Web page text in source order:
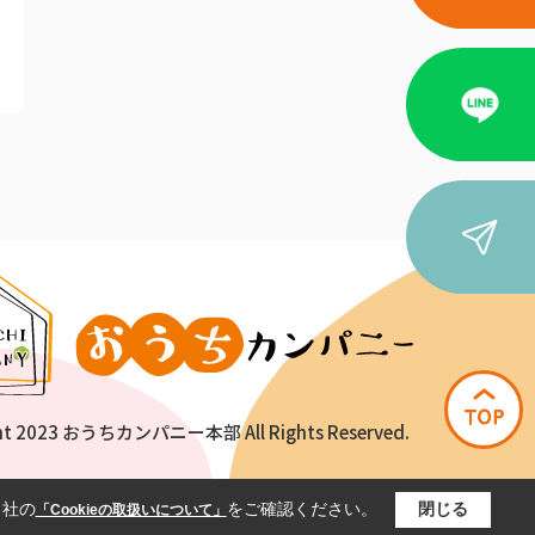
2023 おうちカンパニー本部 All Rights Reserved.
の「Cookieの取扱いについて」 をご確認ください。 閉じる